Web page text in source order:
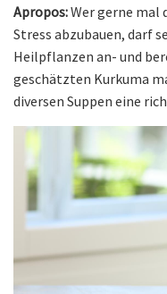
Apropos:Wer gerne mal
Stress abzubauen, darf
Heilpflanzen an- und
geschätzten Kurkuma
diversen Suppen eine